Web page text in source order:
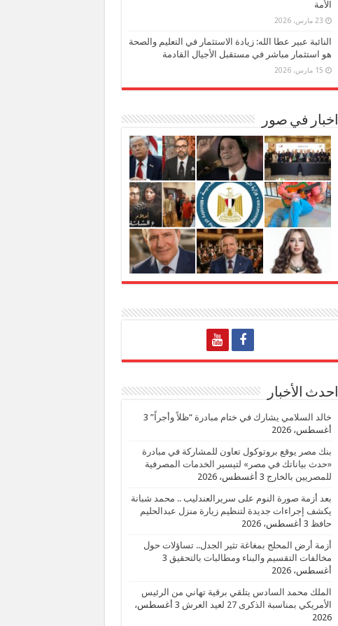
الأمة
23 مارس، 2026
النائبة عبير عطا الله: زيادة الاستثمار في التعليم والصحة
هو استثمار مباشر في مستقبل الأجيال القادمة
15 مارس، 2026
اخبار في صور
احدث الأخبار
خالد السلامي يشارك في ختام مبادرة “ظلاً وأجراً” 3
أغسطس، 2026
بنك مصر يوقع بروتوكول تعاون للمشاركة في مبادرة
«حدث بياناتك في مصر» لتيسير الخدمات المصرفية
للمصريين بالخارج 3 أغسطس، 2026
بعد أزمة صورة النوم على سريرالعندليب .. محمد شبانة
يكشف إجراءات جديدة لتنظيم زيارة منزل عبدالحليم
حافظ 3 أغسطس، 2026
أزمة أرض المحلج بمغاغة تثير الجدل.. تساؤلات حول
مخالفات التقسيم والبناء ومطالبات بالتحقيق 3
أغسطس، 2026
الملك محمد السادس يتلقي برقية تهاني من الرئيس
الأمريكي بمناسبة الذكرى 27 لعيد العرش
3 أغسطس،
2026